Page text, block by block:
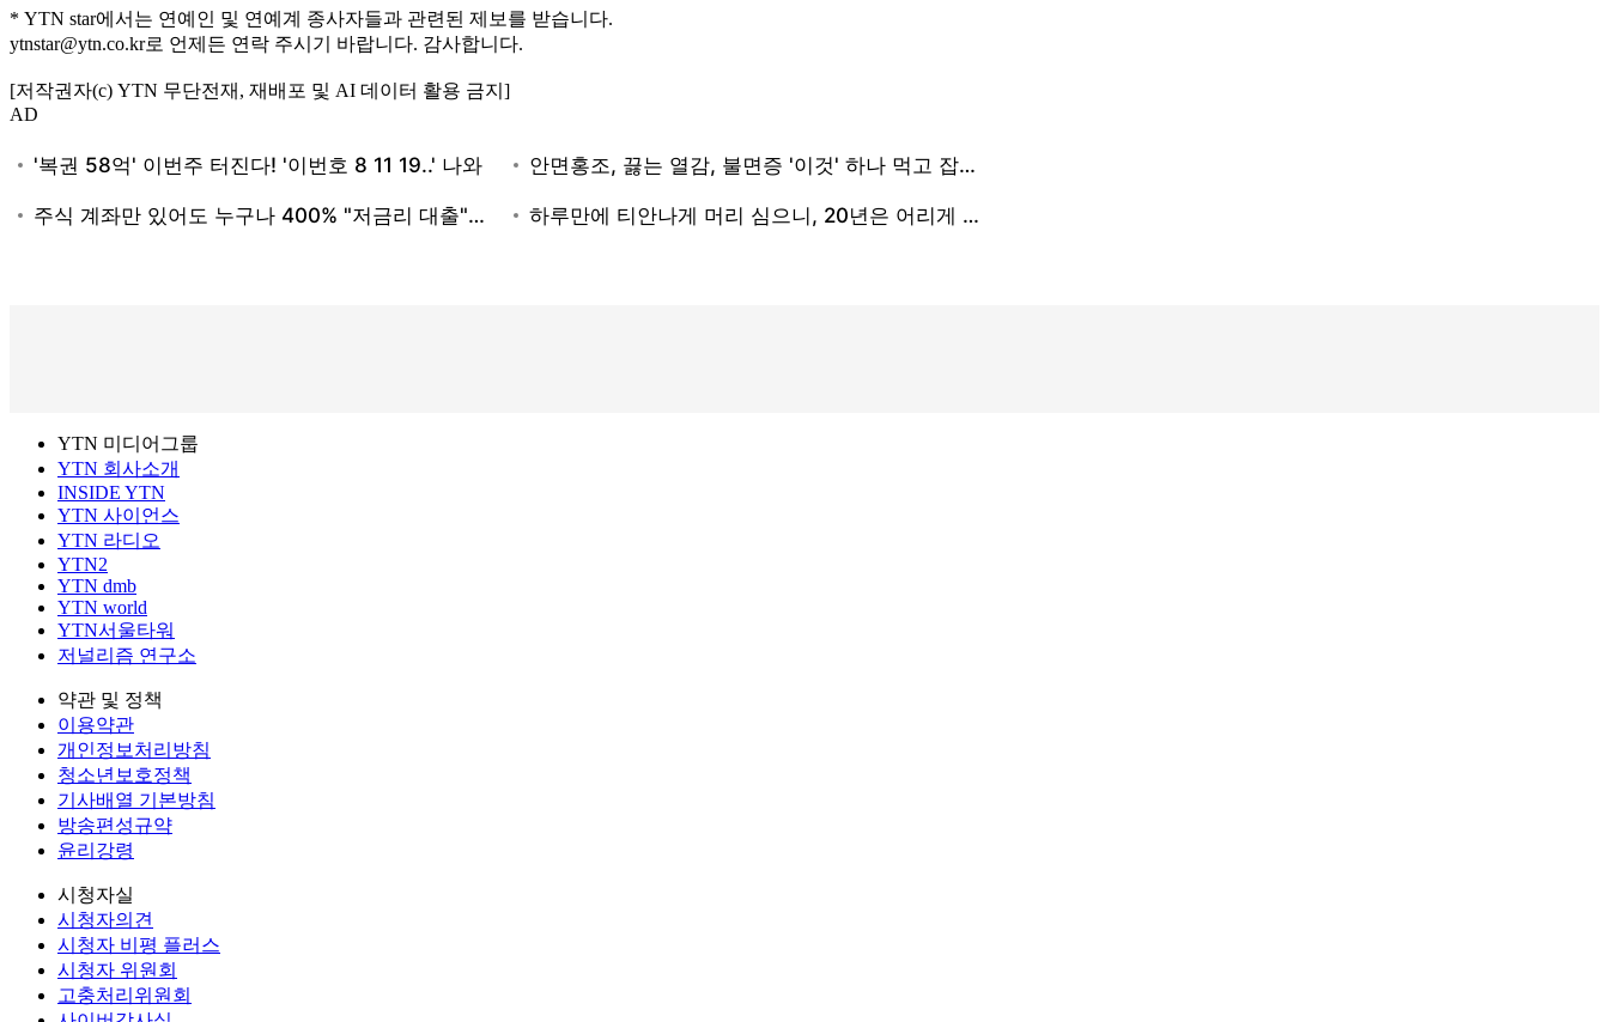
* YTN star에서는 연예인 및 연예계 종사자들과 관련된 제보를 받습니다.
ytnstar@ytn.co.kr로 언제든 연락 주시기 바랍니다. 감사합니다.
[저작권자(c) YTN 무단전재, 재배포 및 AI 데이터 활용 금지]
AD
YTN 미디어그룹
YTN 회사소개
INSIDE YTN
YTN 사이언스
YTN 라디오
YTN2
YTN dmb
YTN world
YTN서울타워
저널리즘 연구소
약관 및 정책
이용약관
개인정보처리방침
청소년보호정책
기사배열 기본방침
방송편성규약
윤리강령
시청자실
시청자의견
시청자 비평 플러스
시청자 위원회
고충처리위원회